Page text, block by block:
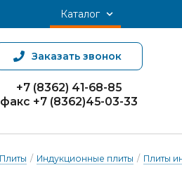
Каталог
Заказать звонок
+7 (8362) 41-68-85
факс +7 (8362)45-03-33
Плиты / Индукционные плиты / Плиты